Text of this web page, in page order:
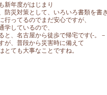
新年度がはじまり
防災対策として、いろいろ書類を書き
行ってるのでまだ安心ですが、
学しているので、
と、名古屋から徒歩で帰宅です(-。
が、普段から災害時に備えて
とても大事なことですね。